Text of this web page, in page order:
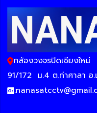
กล้องวงจรปิดเชียงใหม่
91/172 ม.4 ต.ท่าศาลา อ
: